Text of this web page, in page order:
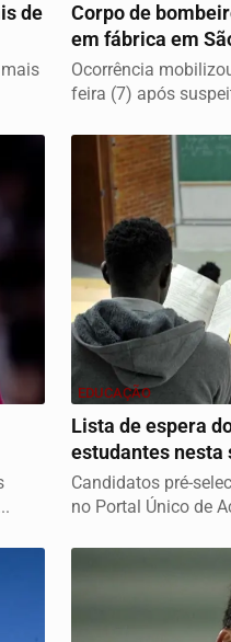
de
Corpo de
em fábrica em
Ocorrência
feira (7) após
EDUCAÇÃO
Lista de espera
estudantes nesta
Candidatos pré-
no Portal Único de